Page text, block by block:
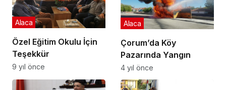
Özel Eğitim Okulu İçin
Teşekkür
Alaca
9 yıl önce
Çorum’da Köy
Pazarında Yangın
Alaca
4 yıl önce